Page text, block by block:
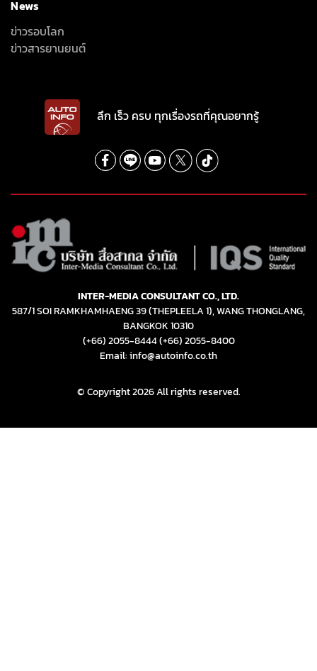
News
ข่าวรอบโลก
ข่าวสารยานยนต์
ลึก เร็ว ครบ ทุกเรื่องรถที่คุณอยากรู้
INTER-MEDIA CONSULTANT CO., LTD.
587/1 SOI RAMKHAMHAENG 39 (THEPLEELA 1), WANG THONGLANG,
BANGKOK 10310
(+66) 2055-8444(+66) 2055-8400
Email: info@autoinfo.co.th
© Copyright 2026 All rights reserved.